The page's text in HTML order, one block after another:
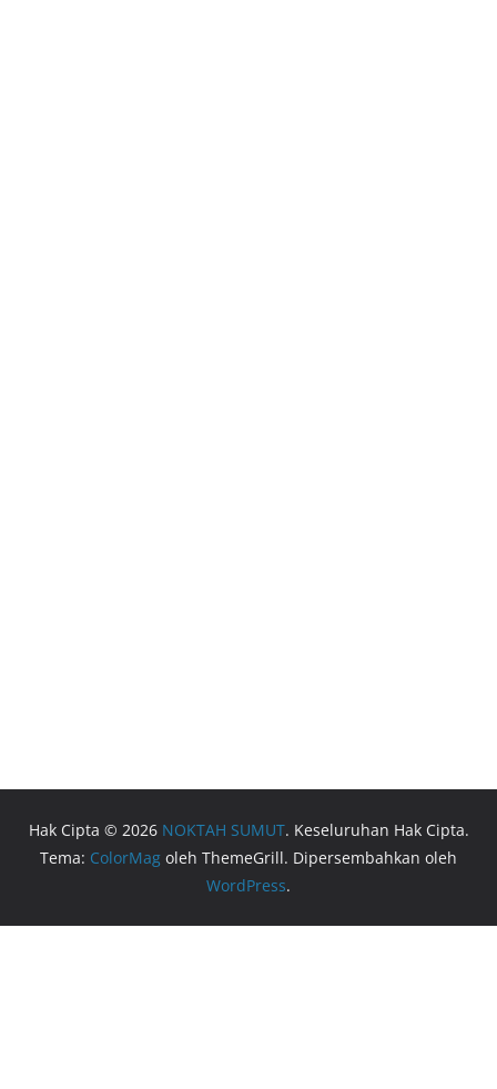
Hak Cipta © 2026 NOKTAH SUMUT. Keseluruhan Hak Cipta.
Tema: ColorMag oleh ThemeGrill. Dipersembahkan oleh
WordPress.